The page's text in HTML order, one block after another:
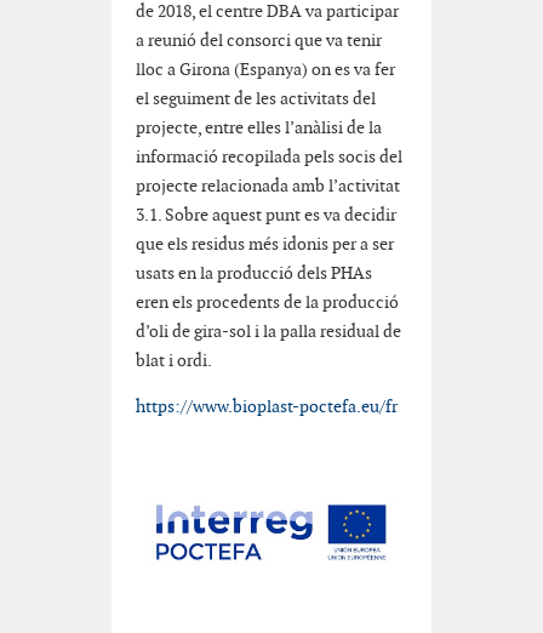
de 2018, el centre DBA va participar
a reunió del consorci que va tenir
lloc a Girona (Espanya) on es va fer
el seguiment de les activitats del
projecte, entre elles l’anàlisi de la
informació recopilada pels socis del
projecte relacionada amb l’activitat
3.1. Sobre aquest punt es va decidir
que els residus més idonis per a ser
usats en la producció dels PHAs
eren els procedents de la producció
d’oli de gira-sol i la palla residual de
blat i ordi.
https://www.bioplast-poctefa.eu/fr